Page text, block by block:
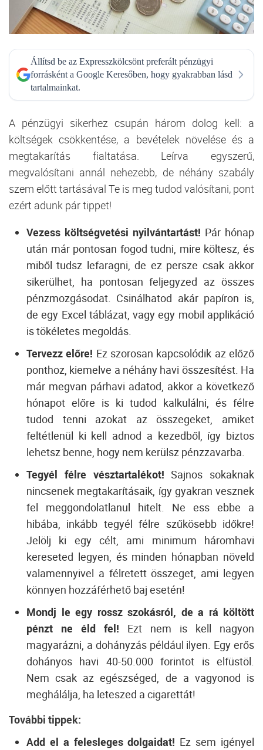
Állítsd be az Expresszkölcsönt preferált pénzügyi
forrásként a Google Keresőben, hogy gyakrabban lásd
tartalmainkat.
A pénzügyi sikerhez csupán három dolog kell: a
költségek csökkentése, a bevételek növelése és a
megtakarítás fialtatása. Leírva egyszerű,
megvalósítani annál nehezebb, de néhány szabály
szem előtt tartásával Te is meg tudod valósítani, pont
ezért adunk pár tippet!
Vezess költségvetési nyilvántartást! Pár hónap
után már pontosan fogod tudni, mire költesz, és
miből tudsz lefaragni, de ez persze csak akkor
sikerülhet, ha pontosan feljegyzed az összes
pénzmozgásodat. Csinálhatod akár papíron is,
de egy Excel táblázat, vagy egy mobil applikáció
is tökéletes megoldás.
Tervezz előre! Ez szorosan kapcsolódik az előző
ponthoz, kiemelve a néhány havi összesítést. Ha
már megvan párhavi adatod, akkor a következő
hónapot előre is ki tudod kalkulálni, és félre
tudod tenni azokat az összegeket, amiket
feltétlenül ki kell adnod a kezedből, így biztos
lehetsz benne, hogy nem kerülsz pénzzavarba.
Tegyél félre vésztartalékot! Sajnos sokaknak
nincsenek megtakarításaik, így gyakran vesznek
fel meggondolatlanul hitelt. Ne ess ebbe a
hibába, inkább tegyél félre szűkösebb időkre!
Jelölj ki egy célt, ami minimum háromhavi
kereseted legyen, és minden hónapban növeld
valamennyivel a félretett összeget, ami legyen
könnyen hozzáférhető baj esetén!
Mondj le egy rossz szokásról, de a rá költött
pénzt ne éld fel! Ezt nem is kell nagyon
magyarázni, a dohányzás például ilyen. Egy erős
dohányos havi 40-50.000 forintot is elfüstöl.
Nem csak az egészséged, de a vagyonod is
meghálálja, ha leteszed a cigarettát!
További tippek:
Add el a felesleges dolgaidat! Ez sem igényel